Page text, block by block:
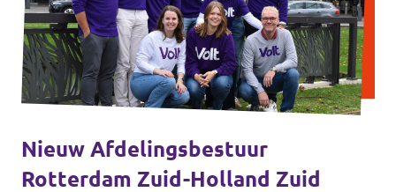
Nieuw Afdelingsbestuur
Rotterdam Zuid-Holland Zuid